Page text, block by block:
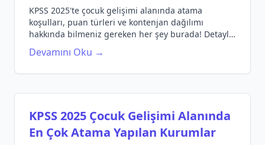
KPSS 2025'te çocuk gelişimi alanında atama
koşulları, puan türleri ve kontenjan dağılımı
hakkında bilmeniz gereken her şey burada! Detaylı
bilgilerle sınav hazırlığınızı güçlendirin.
Devamını Oku →
KPSS 2025 Çocuk Gelişimi Alanında
En Çok Atama Yapılan Kurumlar